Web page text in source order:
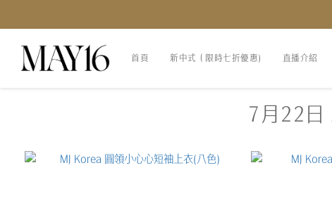
首頁 新中式（限時七折優惠) 直播介紹
7月22日